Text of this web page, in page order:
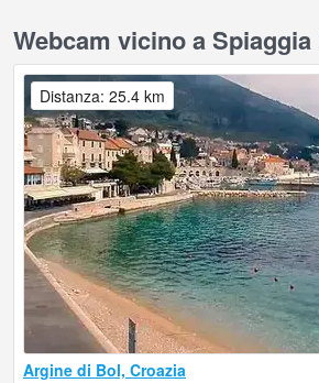
Webcam vicino a
Argine di Bol, Croazia
Distanza: 25.4 km